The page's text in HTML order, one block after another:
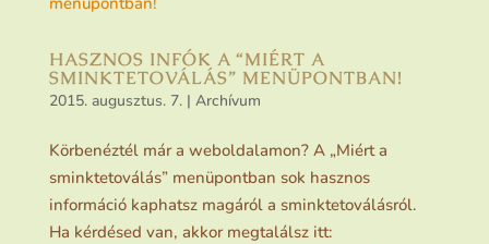
HASZNOS INFÓK A “MIÉRT A
SMINKTETOVÁLÁS” MENÜPONTBAN!
2015. augusztus. 7.| Archívum
Körbenéztél már a weboldalamon? A „Miért a
sminktetoválás” menüpontban sok hasznos
információ kaphatsz magáról a sminktetoválásról.
Ha kérdésed van, akkor megtalálsz itt: